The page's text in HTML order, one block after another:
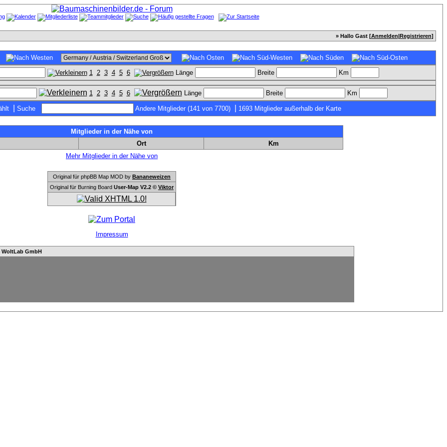
» Hallo Gast [Anmelden|Registrieren]
1 2 3 4 5 6 Länge Breite Km
1 2 3 4 5 6 Länge Breite Km
Suche Andere Mitglieder (141 von 7700) 1693 Mitglieder außerhalb der Karte
Mitglieder in der Nähe von
Ort
Km
Mehr Mitglieder in der Nähe von
Original für phpBB Map MOD by Bananeweizen
Original für Burning Board User-Map V2.2 © Viktor
Impressum
WoltLab GmbH